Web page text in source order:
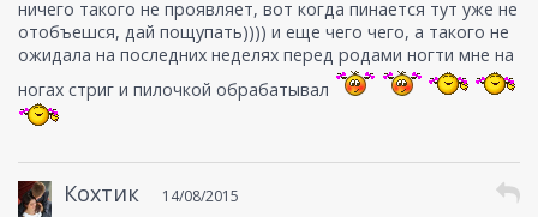
ничего такого не проявляет, вот когда пинается тут уже не
отобъешся, дай пощупать)))) и еще чего чего, а такого не
ожидала на последних неделях перед родами ногти мне на
ногах стриг и пилочкой обрабатывал
Кохтик 14/08/2015